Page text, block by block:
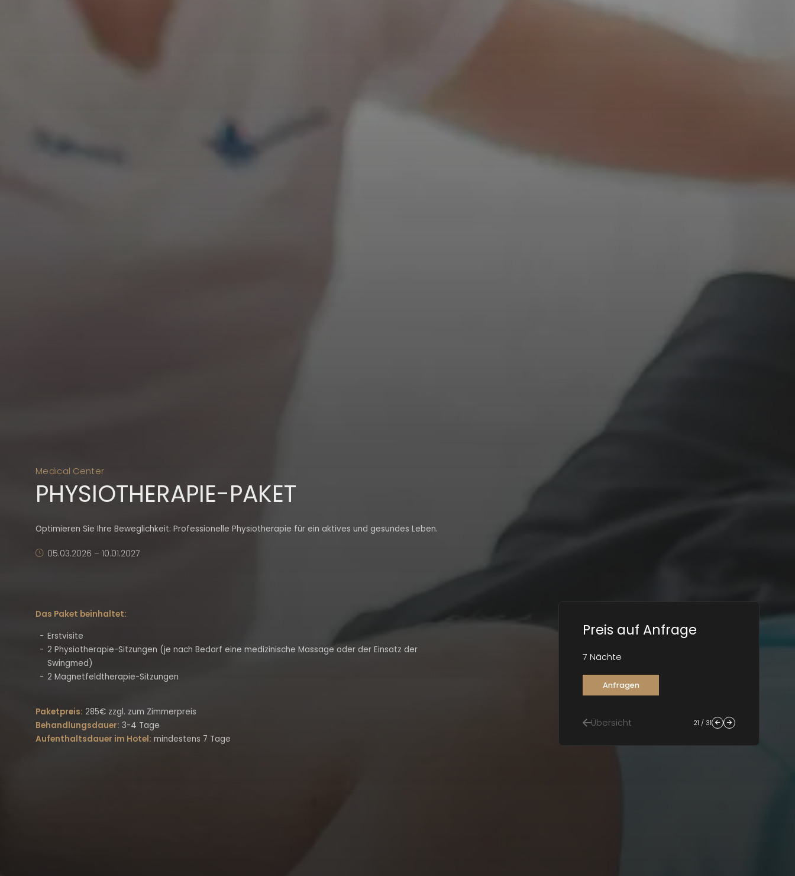
Medical Center
PHYSIOTHERAPIE-PAKET
Optimieren Sie Ihre Beweglichkeit: Professionelle Physiotherapie für ein aktives und gesundes Leben.
05.03.2026 – 10.01.2027
Das Paket beinhaltet:
Erstvisite
2 Physiotherapie-Sitzungen (je nach Bedarf eine medizinische Massage oder der Einsatz der
Swingmed)
2 Magnetfeldtherapie-Sitzungen
Paketpreis: 285€ zzgl. zum Zimmerpreis
Behandlungsdauer: 3-4 Tage
Aufenthaltsdauer im Hotel: mindestens 7 Tage
Preis auf Anfrage
7 Nächte
Anfragen
Übersicht 21 / 31